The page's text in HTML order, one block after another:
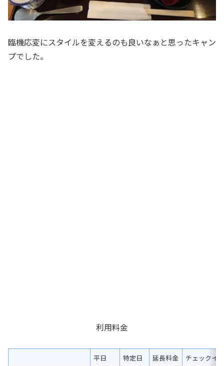
臨機応変にスタイルを変えるのも良いなぁと思ったキャン
プでした。
利用料金
平日 特定日 延長料金
チェックイ